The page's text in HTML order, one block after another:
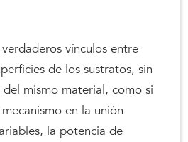
vínculos entre
de los sustratos, sin
mismo material, como si
en la unión
la potencia de